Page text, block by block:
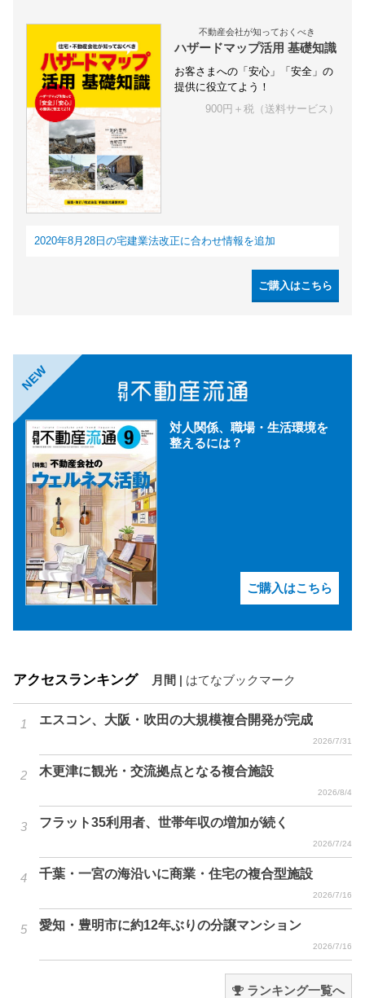
不動産会社が知っておくべき
ハザードマップ活用 基礎知識
お客さまへの「安心」「安全」の
提供に役立てよう！
900円＋税（送料サービス）
2020年8月28日の宅建業法改正に合わせ情報を追加
ご購入はこちら
NEW
対人関係、職場・生活環境を
整えるには？
ご購入はこちら
アクセスランキング 月間 はてなブックマーク
エスコン、大阪・吹田の大規模複合開発が完成
2026/7/31
木更津に観光・交流拠点となる複合施設
2026/8/4
フラット35利用者、世帯年収の増加が続く
2026/7/24
千葉・一宮の海沿いに商業・住宅の複合型施設
2026/7/16
愛知・豊明市に約12年ぶりの分譲マンション
2026/7/16
ランキング一覧へ